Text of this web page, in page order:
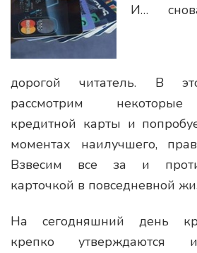
И…
дорогой читатель. В
рассмотрим некоторые
кредитной карты и
моментах наилучшего,
Взвесим все за и
карточкой в повседневной
На сегодняшний день
крепко